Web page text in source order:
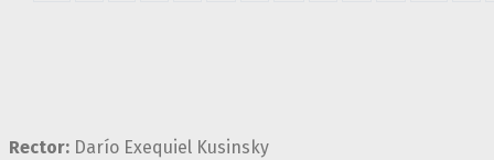
Rector: Darío Exequiel Kusinsky